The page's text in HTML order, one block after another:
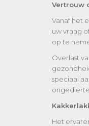
Vertrouw
Vanaf het
uw vraag
op te
Overlast
speciaal
Het